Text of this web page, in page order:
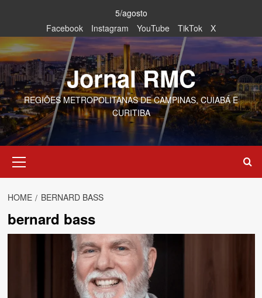
content
5/agosto
Facebook
Instagram YouTube TikTok X
Jornal RMC
REGIÕES METROPOLITANAS DE CAMPINAS, CUIABÁ E
CURITIBA
Menu
HOME BERNARD BASS
bernard bass